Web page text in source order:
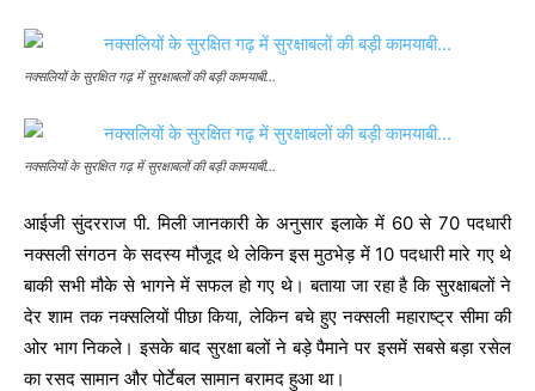
नक्सलियों के सुरक्षित गढ़ में सुरक्षाबलों की बड़ी कामयाबी…
नक्सलियों के सुरक्षित गढ़ में सुरक्षाबलों की बड़ी कामयाबी…
आईजी सुंदरराज पी. मिली जानकारी के अनुसार इलाके में 60 से 70 पदधारी
नक्सली संगठन के सदस्य मौजूद थे लेकिन इस मुठभेड़ में 10 पदधारी मारे गए थे
बाकी सभी मौके से भागने में सफल हो गए थे। बताया जा रहा है कि सुरक्षाबलों ने
देर शाम तक नक्सलियों पीछा किया, लेकिन बचे हुए नक्सली महाराष्ट्र सीमा की
ओर भाग निकले। इसके बाद सुरक्षा बलों ने बड़े पैमाने पर इसमें सबसे बड़ा रसेल
का रसद सामान और पोर्टेबल सामान बरामद हुआ था।